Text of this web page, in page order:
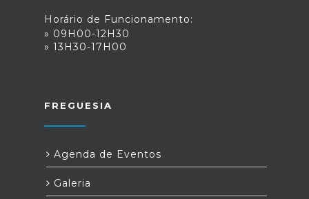
Horário de Funcionamento:
» 09H00-12H30
» 13H30-17H00
FREGUESIA
Agenda de Eventos
Galeria